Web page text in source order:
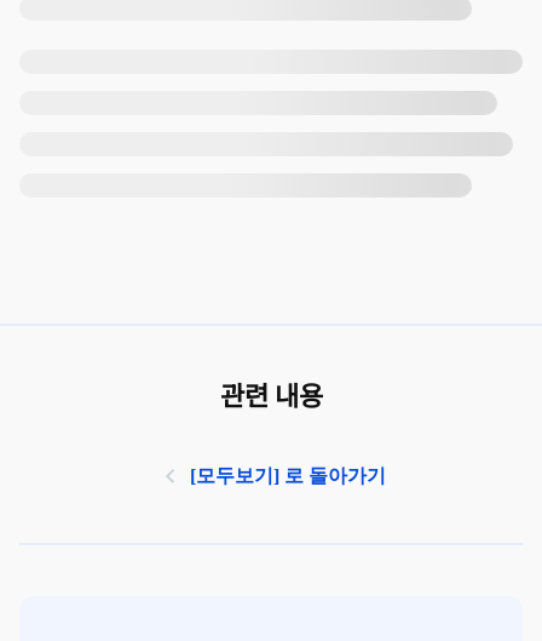
관련 내용
[모두보기] 로 돌아가기